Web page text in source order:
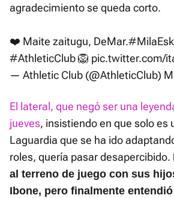
agradecimiento se queda corto.
❤️ Maite zaitugu, DeMar.
#AthleticClub🦁 pic.twitter.com/
— Athletic Club (@AthleticClub)
El lateral, que negó ser una
jueves, insistiendo en que solo es
Laguardia que se ha ido
roles, quería pasar desapercibido.
al terreno de juego con sus
Ibone, pero finalmente